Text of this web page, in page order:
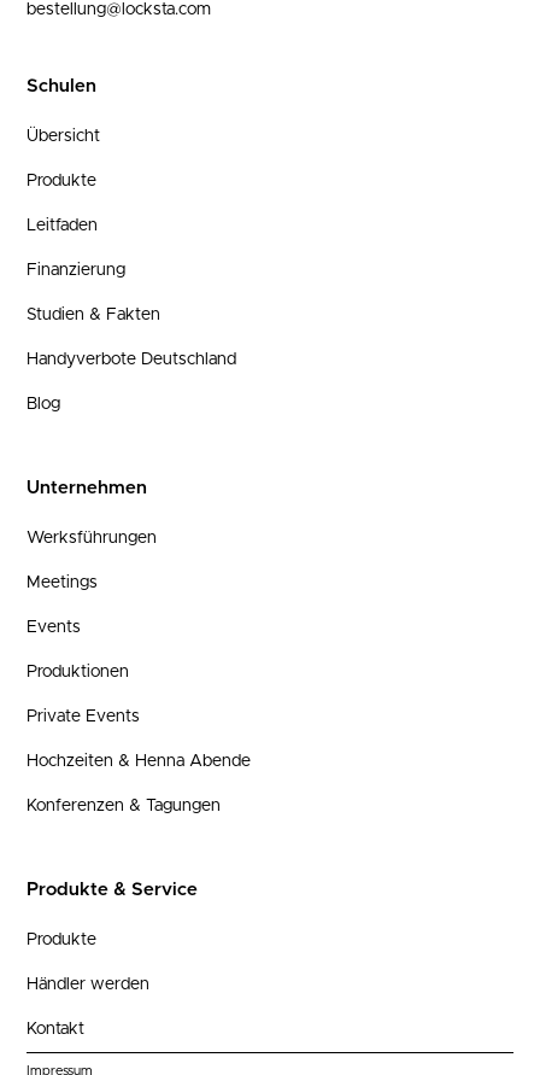
bestellung@locksta.com
Schulen
Übersicht
Produkte
Leitfaden
Finanzierung
Studien & Fakten
Handyverbote Deutschland
Blog
Unternehmen
Werksführungen
Meetings
Events
Produktionen
Private Events
Hochzeiten & Henna Abende
Konferenzen & Tagungen
Produkte & Service
Produkte
Händler werden
Kontakt
Impressum